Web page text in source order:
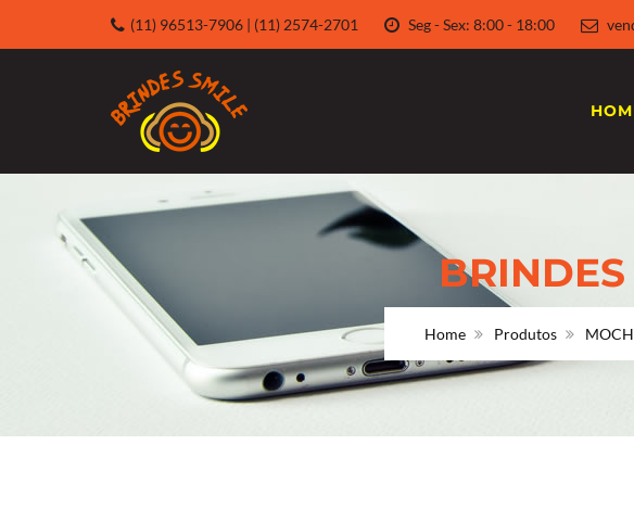
(11) 96513-7906 | (11) 2574-2701 Seg - Sex: 8:00 - 18:00
BRINDES
Home Produtos